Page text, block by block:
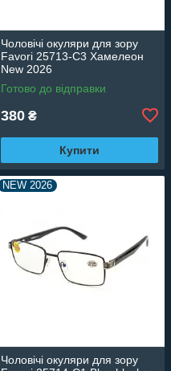
Чоловічі окуляри для зору
Favori 25713-C3 Хамелеон
New 2026
Готово до відправки
380 ₴
Купити
NEW 2026
Чоловічі окуляри для зору